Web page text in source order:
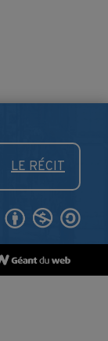
LE RÉCIT